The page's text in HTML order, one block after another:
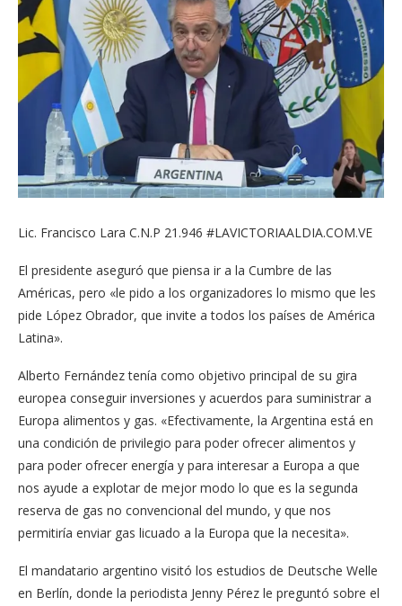
Lic. Francisco Lara C.N.P 21.946 #LAVICTORIAALDIA.COM.VE
El presidente aseguró que piensa ir a la Cumbre de las
Américas, pero «le pido a los organizadores lo mismo que les
pide López Obrador, que invite a todos los países de América
Latina».
Alberto Fernández tenía como objetivo principal de su gira
europea conseguir inversiones y acuerdos para suministrar a
Europa alimentos y gas. «Efectivamente, la Argentina está en
una condición de privilegio para poder ofrecer alimentos y
para poder ofrecer energía y para interesar a Europa a que
nos ayude a explotar de mejor modo lo que es la segunda
reserva de gas no convencional del mundo, y que nos
permitiría enviar gas licuado a la Europa que la necesita».
El mandatario argentino visitó los estudios de Deutsche Welle
en Berlín, donde la periodista Jenny Pérez le preguntó sobre el